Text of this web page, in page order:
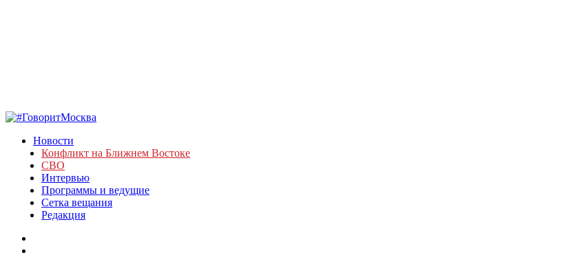
Новости
Конфликт на Ближнем Востоке
СВО
Интервью
Программы и ведущие
Сетка вещания
Редакция